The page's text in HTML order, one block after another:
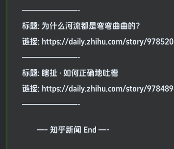
———————-
标题: 为什么河流都是弯弯曲曲的？
链接: https://daily.zhihu.com/story/
———————-
标题: 瞎扯 · 如何正确地吐槽
链接: https://daily.zhihu.com/story/
———————-
—- 知乎新闻 End —-